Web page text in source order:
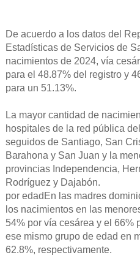
De acuerdo a los datos del
Estadísticas de Servicios de
nacimientos de 2024, vía
para el 48.87% del registro y
para un 51.13%.
La mayor cantidad de
hospitales de la red pública
seguidos de Santiago, San
Barahona y San Juan y la
provincias Independencia,
Rodríguez y Dajabón.
por edadEn las madres
los nacimientos en las
54% por vía cesárea y el 66%
ese mismo grupo de edad en
62.8%, respectivamente.